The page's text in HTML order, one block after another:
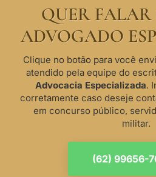
QUER
ADVOGADO
Clique no botão para você
atendido pela equipe do
Advocacia Especializada.
corretamente caso deseje
em concurso público,
militar.
(62) 99656-